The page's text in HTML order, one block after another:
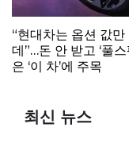
“현대차는 옵션 값만
데”…돈 안 받고 ‘풀스
은 ‘이 차’에 주목
최신 뉴스